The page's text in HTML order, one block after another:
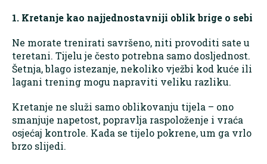
1. Kretanje kao najjednostavniji oblik brige o sebi
Ne morate trenirati savršeno, niti provoditi sate u
teretani. Tijelu je često potrebna samo dosljednost.
Šetnja, blago istezanje, nekoliko vježbi kod kuće ili
lagani trening mogu napraviti veliku razliku.
Kretanje ne služi samo oblikovanju tijela – ono
smanjuje napetost, popravlja raspoloženje i vraća
osjećaj kontrole. Kada se tijelo pokrene, um ga vrlo
brzo slijedi.